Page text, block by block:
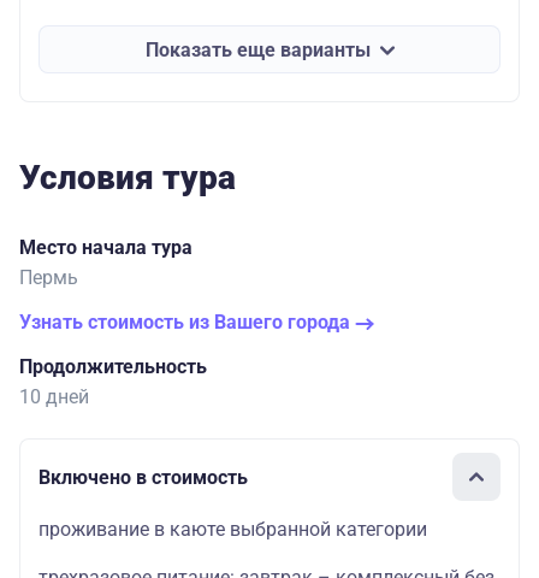
Показать еще варианты
Условия тура
Место начала тура
Пермь
Узнать стоимость из Вашего города
Продолжительность
10 дней
Включено в стоимость
проживание в каюте выбранной категории